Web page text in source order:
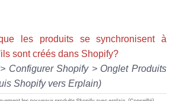
les produits se synchronisent à
sont créés dans Shopify?
Configurer Shopify > Onglet Produits
Shopify vers Erplain)